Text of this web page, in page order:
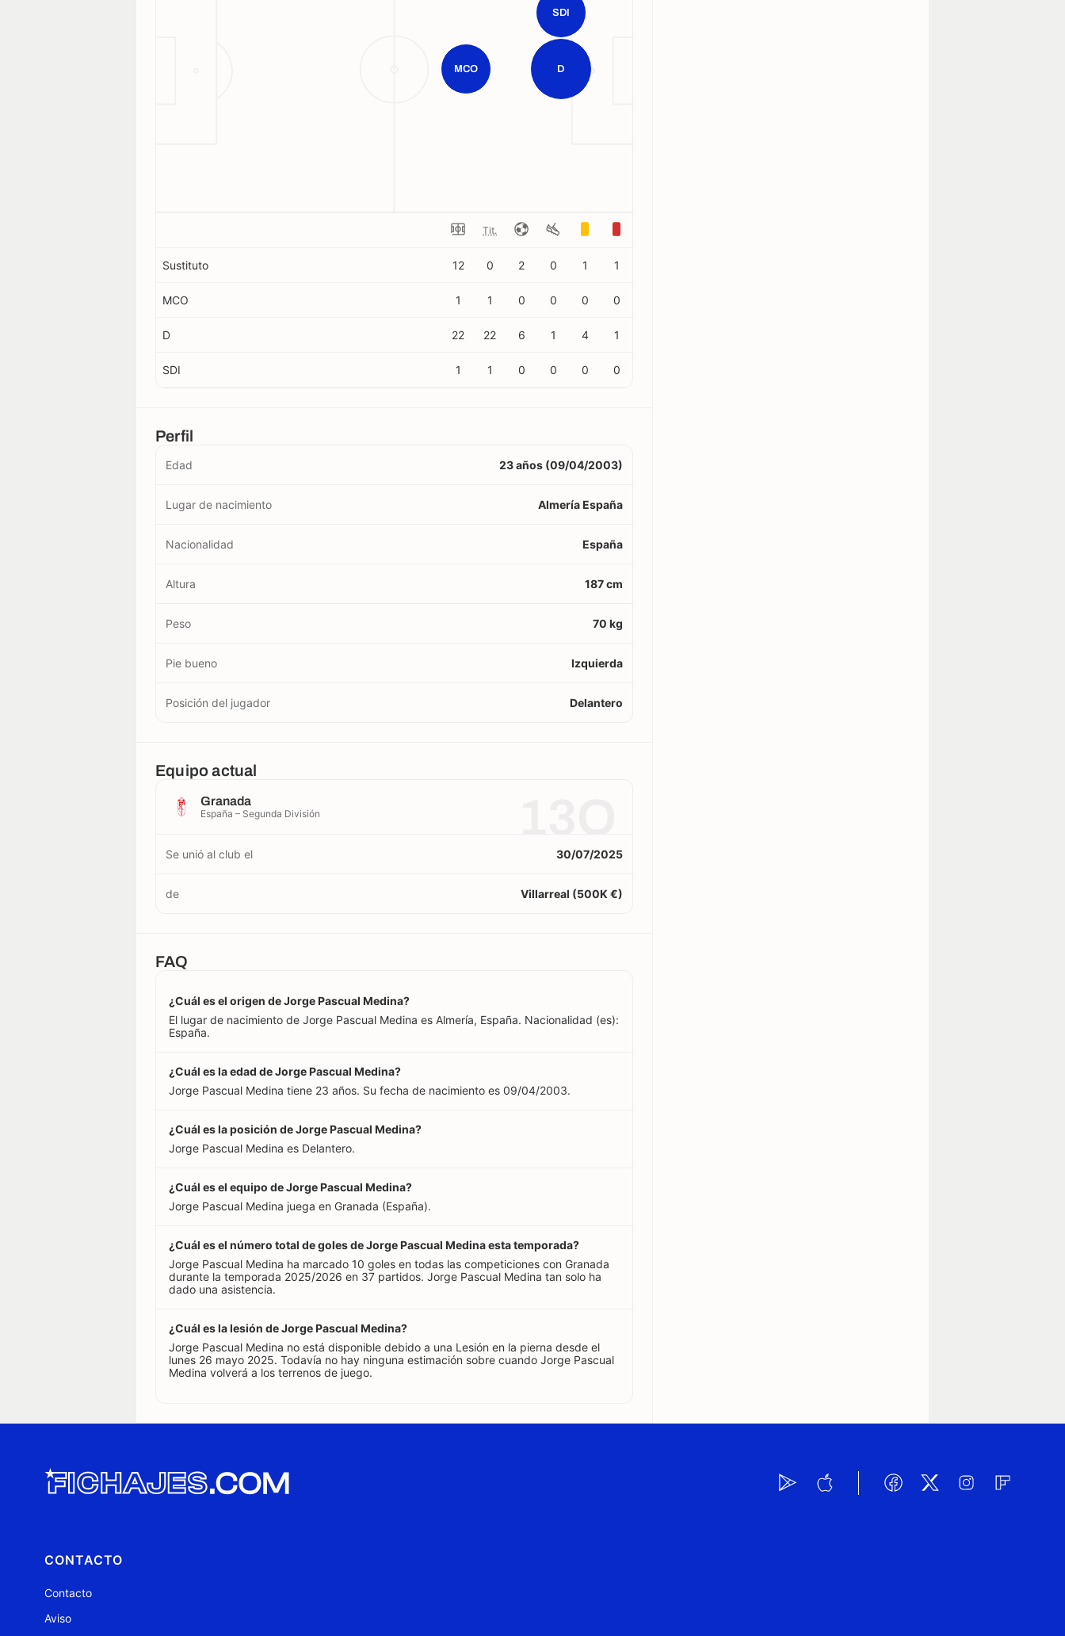
D
MCO
SDI
Tit.
Sustituto 12 0 2 0 1 1
MCO 1 1 0 0 0 0
D 22 22 6 1 4 1
SDI 1 1 0 0 0 0
Perfil
Edad 23 años (09/04/2003)
Lugar de nacimiento Almería España
Nacionalidad España
Altura 187 cm
Peso 70 kg
Pie bueno Izquierda
Posición del jugador Delantero
Equipo actual
Granada
España – Segunda División
Se unió al club el 30/07/2025
de Villarreal (500K €)
FAQ
¿Cuál es el origen de Jorge Pascual Medina?
El lugar de nacimiento de Jorge Pascual Medina es Almería, España. Nacionalidad (es):
España.
¿Cuál es la edad de Jorge Pascual Medina?
Jorge Pascual Medina tiene 23 años. Su fecha de nacimiento es 09/04/2003.
¿Cuál es la posición de Jorge Pascual Medina?
Jorge Pascual Medina es Delantero.
¿Cuál es el equipo de Jorge Pascual Medina?
Jorge Pascual Medina juega en Granada (España).
¿Cuál es el número total de goles de Jorge Pascual Medina esta temporada?
Jorge Pascual Medina ha marcado 10 goles en todas las competiciones con Granada
durante la temporada 2025/2026 en 37 partidos. Jorge Pascual Medina tan solo ha
dado una asistencia.
¿Cuál es la lesión de Jorge Pascual Medina?
Jorge Pascual Medina no está disponible debido a una Lesión en la pierna desde el
lunes 26 mayo 2025. Todavía no hay ninguna estimación sobre cuando Jorge Pascual
Medina volverá a los terrenos de juego.
CONTACTO
Contacto
Aviso